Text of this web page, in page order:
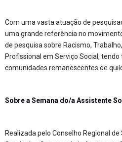
Com uma vasta atuação de
uma grande referência no
de pesquisa sobre Racismo,
Profissional em Serviço Social,
comunidades remanescentes de
Sobre a Semana do/a Assistente
Realizada pelo Conselho Regional de